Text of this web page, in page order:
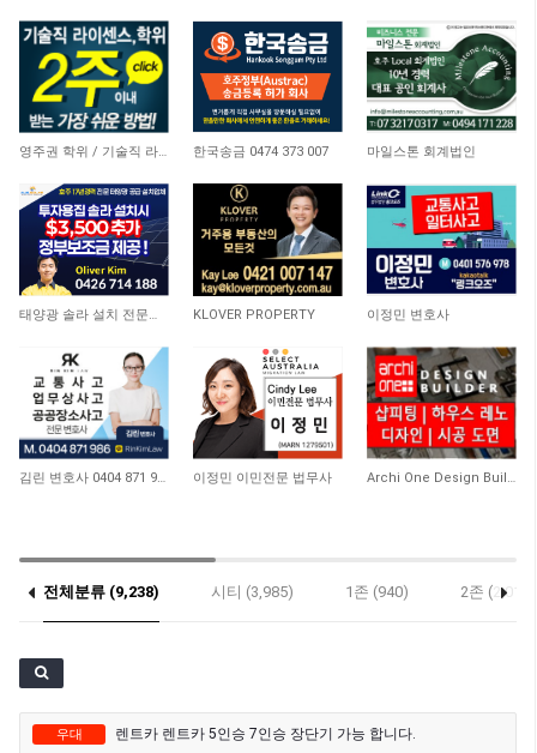
21,119 영주권 학위 / 기술직 라이센스 최소2주안에 받기! (요리, 페인팅, 용접, 차일드케어 등… 10,436
한국송금 0474 373 007 4,094
마일스톤 회계법인
8,819 태양광 솔라 설치 전문업체 8,567
KLOVER PROPERTY 10,658
이정민 변호사
10,534 김린 변호사 0404 871 986 10,251
이정민 이민전문 법무사 8,529 Archi One Design Builder
전체분류 (9,238) 시티 (3,985) 1존 (940) 2존 (2,010)
우대 렌트카 렌트카 5인승 7인승 장단기 가능 합니다.